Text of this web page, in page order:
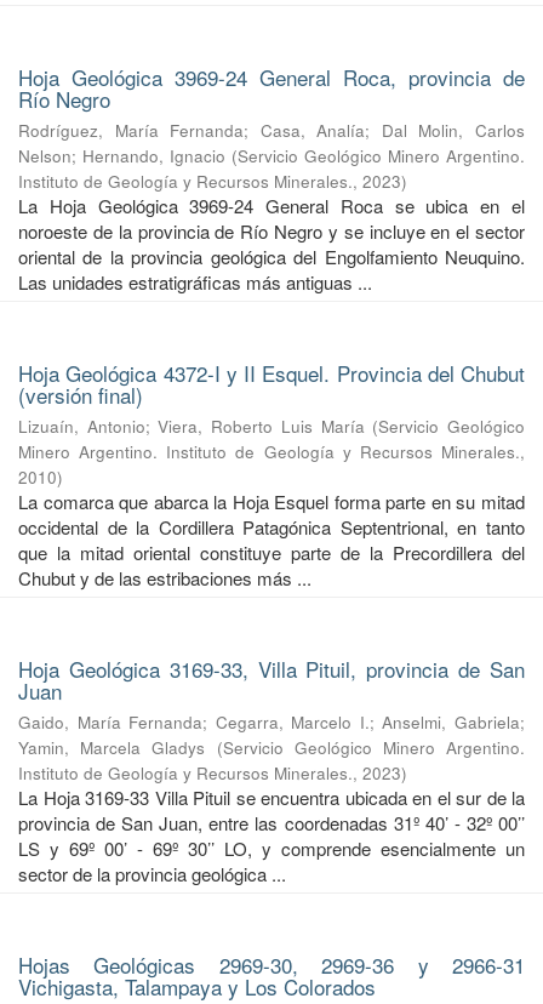
Hoja Geológica 3969-24 General Roca, provincia de
Río Negro
Rodríguez, María Fernanda; Casa, Analía; Dal Molin, Carlos
Nelson; Hernando, Ignacio (Servicio Geológico Minero Argentino.
Instituto de Geología y Recursos Minerales., 2023)
La Hoja Geológica 3969-24 General Roca se ubica en el
noroeste de la provincia de Río Negro y se incluye en el sector
oriental de la provincia geológica del Engolfamiento Neuquino.
Las unidades estratigráficas más antiguas ...
Hoja Geológica 4372-I y II Esquel. Provincia del Chubut
(versión final)
Lizuaín, Antonio;Viera, Roberto Luis María (Servicio Geológico
Minero Argentino. Instituto de Geología y Recursos Minerales.,
2010)
La comarca que abarca la Hoja Esquel forma parte en su mitad
occidental de la Cordillera Patagónica Septentrional, en tanto
que la mitad oriental constituye parte de la Precordillera del
Chubut y de las estribaciones más ...
Hoja Geológica 3169-33, Villa Pituil, provincia de San
Juan
Gaido, María Fernanda; Cegarra, Marcelo I.;Anselmi, Gabriela;
Yamin, Marcela Gladys
(Servicio Geológico Minero Argentino.
Instituto de Geología y Recursos Minerales., 2023)
La Hoja 3169-33 Villa Pituil se encuentra ubicada en el sur de la
provincia de San Juan, entre las coordenadas 31º 40’ - 32º 00’’
LS y 69º 00’ - 69º 30’’ LO, y comprende esencialmente un
sector de la provincia geológica ...
Hojas Geológicas 2969-30, 2969-36 y 2966-31
Vichigasta, Talampaya y Los Colorados